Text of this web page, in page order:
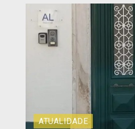
ATUALIDADE